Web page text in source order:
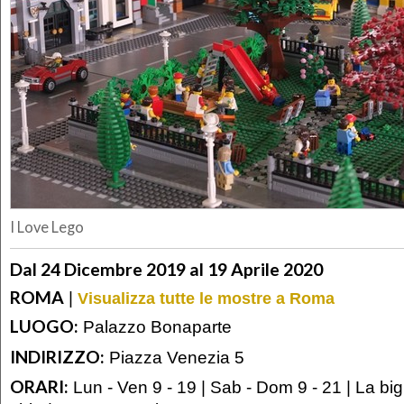
I Love Lego
Dal 24 Dicembre 2019 al 19 Aprile 2020
ROMA | Visualizza tutte le mostre a Roma
LUOGO: Palazzo Bonaparte
INDIRIZZO: Piazza Venezia 5
ORARI: Lun - Ven 9 - 19 | Sab - Dom 9 - 21 | La